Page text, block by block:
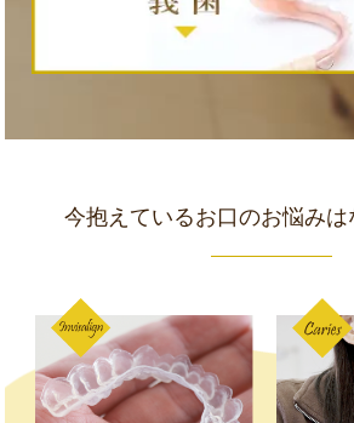
今抱えているお口のお悩みは